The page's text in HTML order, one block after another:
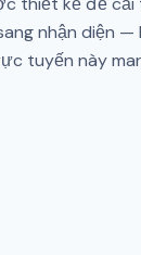
nhận diện
tuyến này